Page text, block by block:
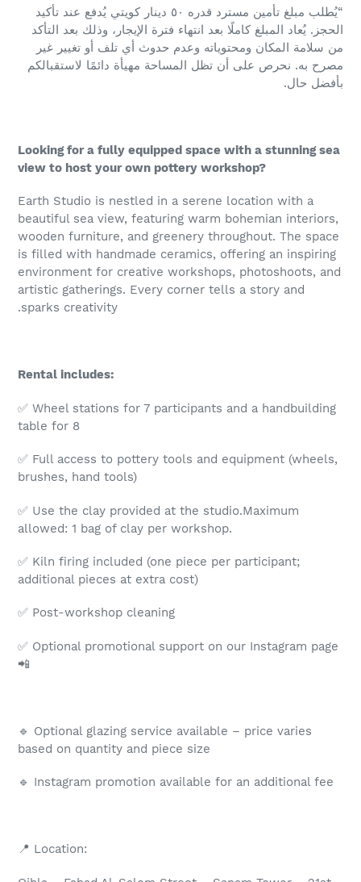
“يُطلب مبلغ تأمين مسترد قدره ٥٠ دينار كويتي يُدفع عند تأكيد
الحجز. يُعاد المبلغ كاملًا بعد انتهاء فترة الإيجار، وذلك بعد التأكد
من سلامة المكان ومحتوياته وعدم حدوث أي تلف أو تغيير غير
مصرح به. نحرص على أن تظل المساحة مهيأة دائمًا لاستقبالكم
بأفضل حال.
Looking for a fully equipped space with a stunning sea
view to host your own pottery workshop?
Earth Studio is nestled in a serene location with a
beautiful sea view, featuring warm bohemian interiors,
wooden furniture, and greenery throughout. The space
is filled with handmade ceramics, offering an inspiring
environment for creative workshops, photoshoots, and
artistic gatherings. Every corner tells a story and
sparks creativity.
Rental includes:
✅ Wheel stations for 7 participants and a handbuilding
table for 8
✅ Full access to pottery tools and equipment (wheels,
brushes, hand tools)
✅ Use the clay provided at the studio.Maximum
allowed: 1 bag of clay per workshop.
✅ Kiln firing included (one piece per participant;
additional pieces at extra cost)
✅ Post-workshop cleaning
✅ Optional promotional support on our Instagram page
📲
🔹 Optional glazing service available – price varies
based on quantity and piece size
🔹 Instagram promotion available for an additional fee
📍 Location: